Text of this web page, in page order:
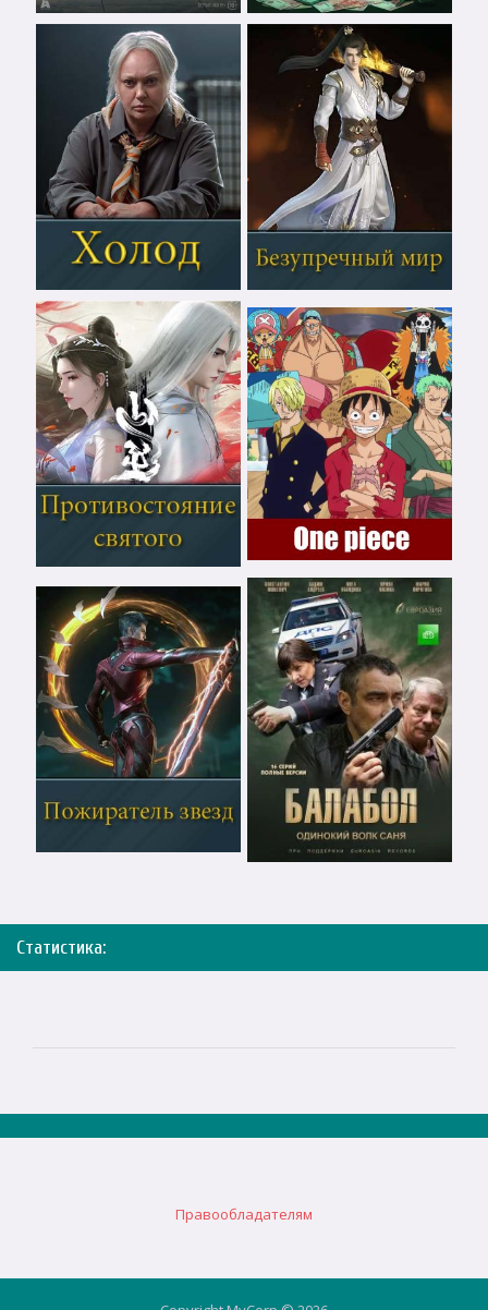
Статистика:
Правообладателям